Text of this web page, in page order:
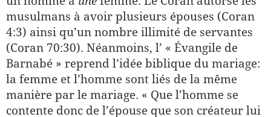
musulmans à avoir plusieurs épouses (Coran
4:3) ainsi qu’un nombre illimité de servantes
(Coran 70:30). Néanmoins, l’ « Évangile de
Barnabé » reprend l’idée biblique du mariage:
la femme et l’homme sont liés de la même
manière par le mariage. « Que l’homme se
contente donc de l’épouse que son créateur lui